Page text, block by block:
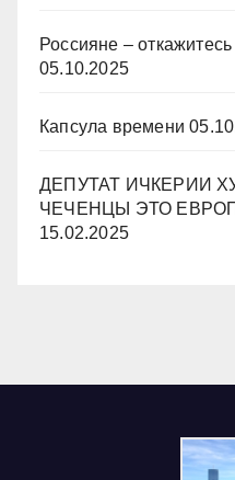
Россияне –
05.10.2025
Капсула времени
ДЕПУТАТ ИЧКЕРИИ
ЧЕЧЕНЦЫ ЭТО
15.02.2025